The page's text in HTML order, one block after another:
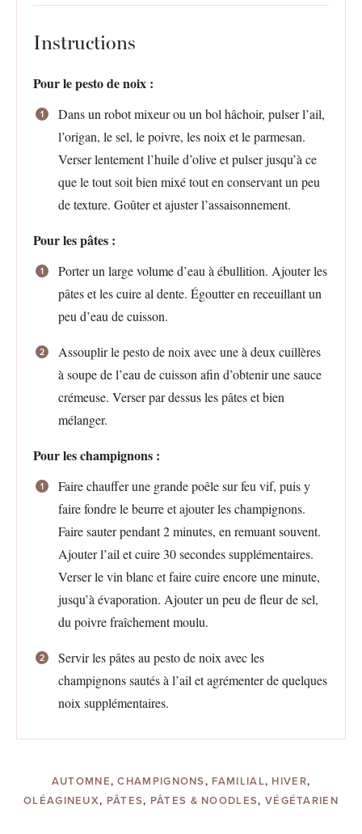
Instructions
Pour le pesto de noix :
Dans un robot mixeur ou un bol hâchoir, pulser l’ail,
l’origan, le sel, le poivre, les noix et le parmesan.
Verser lentement l’huile d’olive et pulser jusqu’à ce
que le tout soit bien mixé tout en conservant un peu
de texture. Goûter et ajuster l’assaisonnement.
Pour les pâtes :
Porter un large volume d’eau à ébullition. Ajouter les
pâtes et les cuire al dente. Égoutter en receuillant un
peu d’eau de cuisson.
Assouplir le pesto de noix avec une à deux cuillères
à soupe de l’eau de cuisson afin d’obtenir une sauce
crémeuse. Verser par dessus les pâtes et bien
mélanger.
Pour les champignons :
Faire chauffer une grande poêle sur feu vif, puis y
faire fondre le beurre et ajouter les champignons.
Faire sauter pendant 2 minutes, en remuant souvent.
Ajouter l’ail et cuire 30 secondes supplémentaires.
Verser le vin blanc et faire cuire encore une minute,
jusqu’à évaporation. Ajouter un peu de fleur de sel,
du poivre fraîchement moulu.
Servir les pâtes au pesto de noix avec les
champignons sautés à l’ail et agrémenter de quelques
noix supplémentaires.
AUTOMNE,CHAMPIGNONS, FAMILIAL, HIVER,
OLÉAGINEUX, PÂTES, PÂTES & NOODLES, VÉGÉTARIEN